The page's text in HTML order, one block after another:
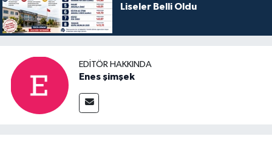
Liseler Belli Oldu
EDITÖR HAKKINDA
Enes şimşek